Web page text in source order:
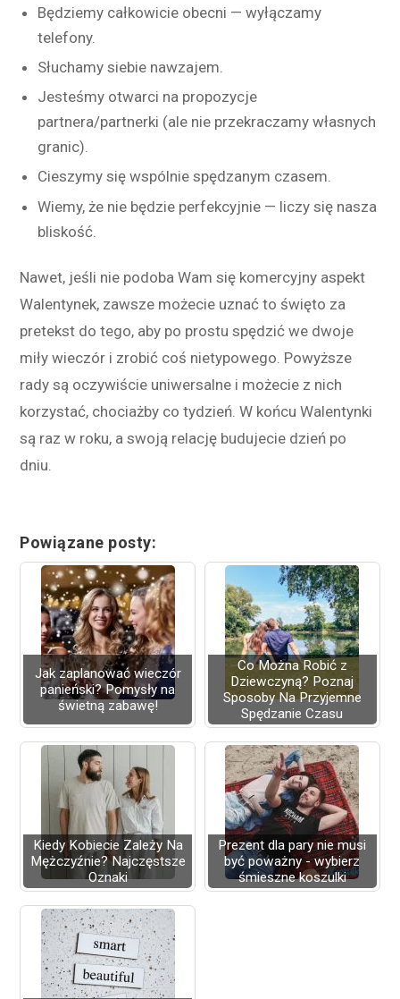
Będziemy całkowicie obecni — wyłączamy
telefony.
Słuchamy siebie nawzajem.
Jesteśmy otwarci na propozycje
partnera/partnerki (ale nie przekraczamy własnych
granic).
Cieszymy się wspólnie spędzanym czasem.
Wiemy, że nie będzie perfekcyjnie — liczy się nasza
bliskość.
Nawet, jeśli nie podoba Wam się komercyjny aspekt
Walentynek, zawsze możecie uznać to święto za
pretekst do tego, aby po prostu spędzić we dwoje
miły wieczór i zrobić coś nietypowego. Powyższe
rady są oczywiście uniwersalne i możecie z nich
korzystać, chociażby co tydzień. W końcu Walentynki
są raz w roku, a swoją relację budujecie dzień po
dniu.
Powiązane posty:
Jak zaplanować wieczór
panieński? Pomysły na
świetną zabawę!
Co Można Robić z
Dziewczyną? Poznaj
Sposoby Na Przyjemne
Spędzanie Czasu
Kiedy Kobiecie Zależy Na
Mężczyźnie? Najczęstsze
Oznaki
Prezent dla pary nie musi
być poważny - wybierz
śmieszne koszulki